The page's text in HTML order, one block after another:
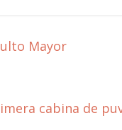
Mayor
cabina de